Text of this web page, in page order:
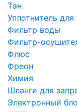
Тэн
Уплотнитель
Фильтр воды
Фильтр-
Флюс
Фреон
Химия
Шланги для
Электронный